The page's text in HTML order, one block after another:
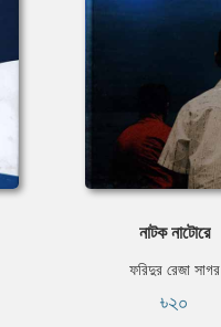
নাটক নাটোরে
ফরিদুর রেজা সাগর
৳২০